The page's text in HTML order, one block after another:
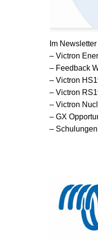
Im
– Victron
– Feedback
– Victron
– Victron
– Victron
– GX
–